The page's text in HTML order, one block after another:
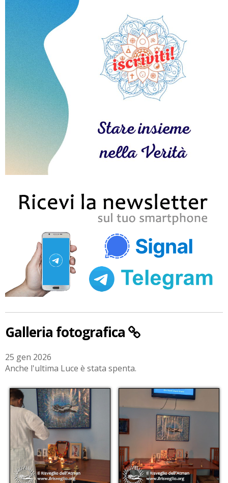
Galleria fotografica
25 gen 2026
Anche l'ultima Luce è stata spenta.